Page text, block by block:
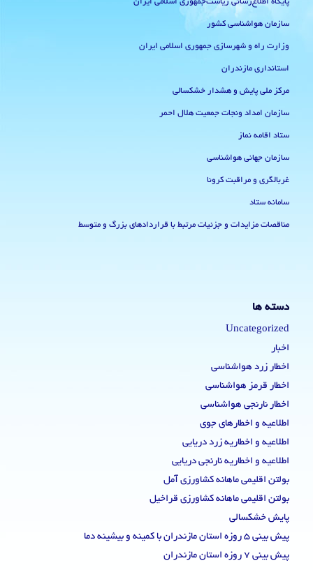
پایگاه اطلاع‌رسانی ریاست‌جمهوری اسلامی ایران
سازمان هواشناسی کشور
وزارت راه و شهرسازی جمهوری اسلامی ایران
استانداری مازندران
مرکز ملی پایش و هشدار خشکسالی
سازمان امداد ونجات جمعیت هلال احمر
ستاد اقامه نماز
سازمان جهانی هواشناسی
غربالگری و مراقبت کرونا
سامانه ستاد
مناقصات مزایدات و جزئیات مرتبط با قراردادهای بزرگ و متوسط
دسته ها
Uncategorized
اخبار
اخطار زرد هواشناسی
اخطار قرمز هواشناسی
اخطار نارنجی هواشناسی
اطلاعیه و اخطارهای جوی
اطلاعیه و اخطاریه زرد دریایی
اطلاعیه و اخطاریه نارنجی دریایی
بولتن اقلیمی ماهانه کشاورزی آمل
بولتن اقلیمی ماهانه کشاورزی قراخیل
پایش خشکسالی
پیش بینی 5 روزه استان مازندران با کمینه و بیشینه دما
پیش بینی 7 روزه استان مازندران